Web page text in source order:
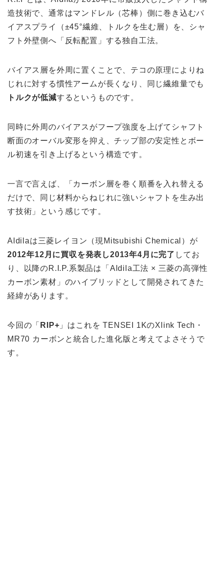
造技術で、通常はマンドレル（芯棒）側に巻き込むバ
イアスプライ（±45°繊維、トルクを生む層）を、シャ
フト外壁側へ「反転配置」する独自工法。
バイアス層を外周に置くことで、テコの原理によりね
じれに対する慣性アームが長くなり、同じ繊維量でも
トルクが低減するというものです。
同時に外周のバイアスがフープ強度を上げてシャフト
断面のオーバル変形を抑え、チップ部の安定性とボー
ル初速を引き上げるという構造です。
一言で言えば、「カーボン層を巻く順番を入れ替える
だけで、同じ材料からねじれに強いシャフトを生み出
す技術」という感じです。
Aldilaは三菱レイヨン（現Mitsubishi Chemical）が
2012年12月に買収を発表し2013年4月に完了 してお
り、以降のR.I.P.系製品は「Aldila工法 × 三菱の高弾性
カーボン素材」のハイブリッドとして開発されてきた
経緯があります。
今回の「 RIP+ 」はこれを TENSEI 1KのXlink Tech・
MR70 カーボンと統合した進化版と考えてよさそうで
す。